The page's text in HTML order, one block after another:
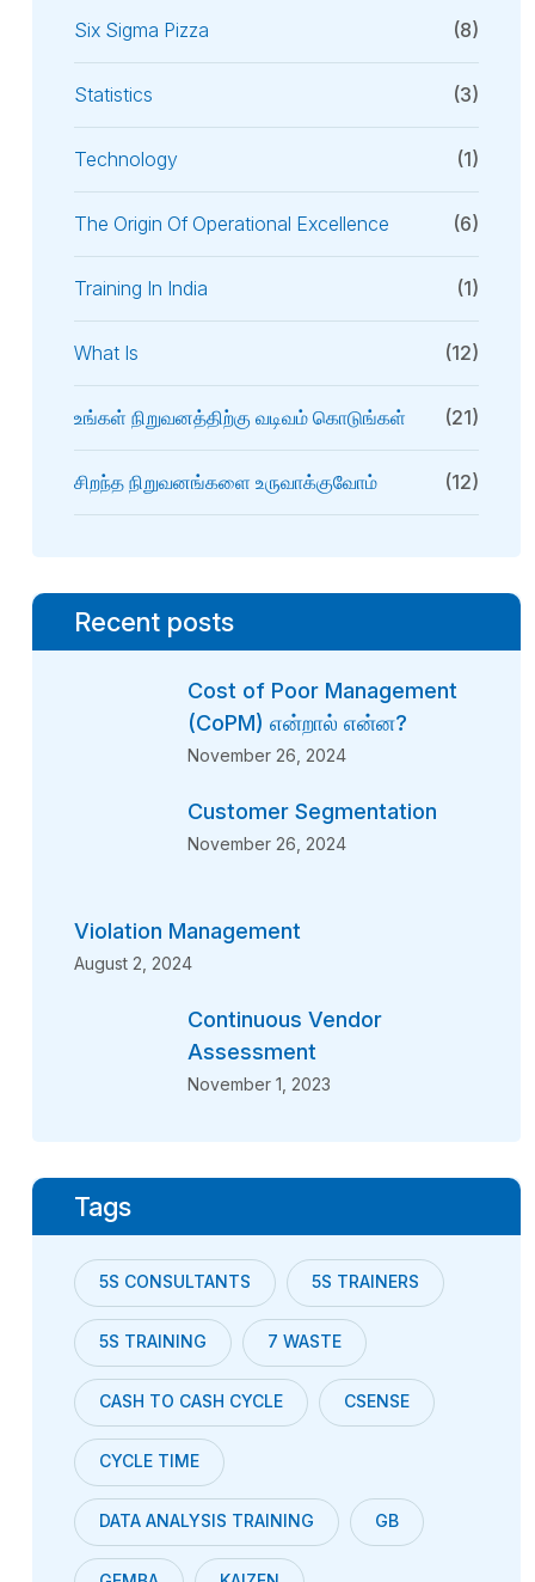
Six Sigma Pizza (8)
Statistics (3)
Technology (1)
The Origin Of Operational Excellence (6)
Training In India (1)
What Is (12)
உங்கள் நிறுவனத்திற்கு வடிவம் கொடுங்கள் (21)
சிறந்த நிறுவனங்களை உருவாக்குவோம் (12)
Recent posts
Cost of Poor Management
(CoPM) என்றால் என்ன?
November 26, 2024
Customer Segmentation
November 26, 2024
Violation Management
August 2, 2024
Continuous Vendor
Assessment
November 1, 2023
Tags
5S CONSULTANTS 5S TRAINERS
5S TRAINING 7 WASTE
CASH TO CASH CYCLE CSENSE
CYCLE TIME
DATA ANALYSIS TRAINING GB